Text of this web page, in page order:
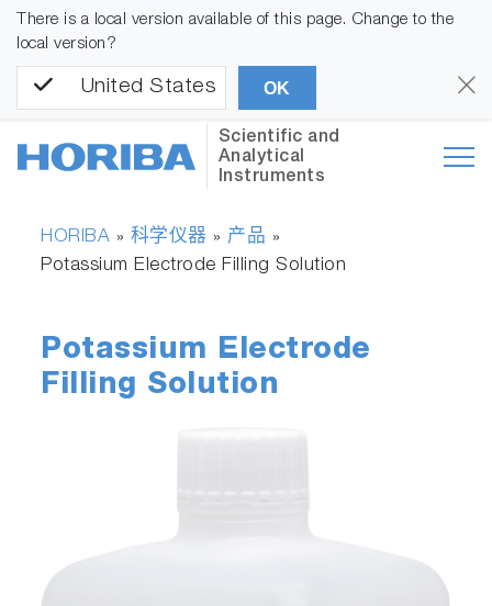
There is a local version available of this page. Change to the
local version?
United States OK
Scientific and
Analytical
Instruments
HORIBA » 科学仪器 »产品 »
Potassium Electrode Filling Solution
Potassium Electrode
Filling Solution